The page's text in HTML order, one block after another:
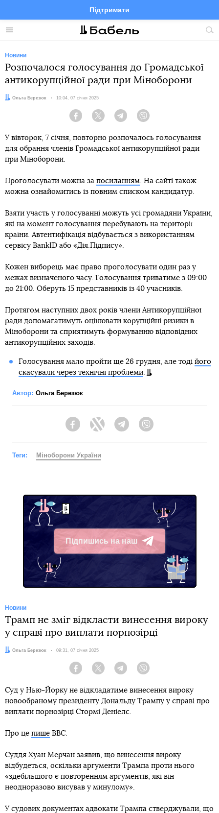
Меню
Підтримати
FacebookTelegramTwitter
Новини
Розпочалося голосування до Громадської
антикорупційної ради при Міноборони
Автор:
Ольга Березюк Дата:
10:04, 07 січня 2025
Facebook Twitter Telegram
У вівторок, 7 січня, повторно розпочалось голосування
для обрання членів Громадської антикорупційної ради
при Міноборони.
Проголосувати можна за посиланням. На сайті також
можна ознайомитись із повним списком кандидатур.
Взяти участь у голосуванні можуть усі громадяни України,
які на момент голосування перебувають на території
країни. Автентифікація відбувається з використанням
сервісу BankID або «Дія.Підпису».
Кожен виборець має право проголосувати один раз у
межах визначеного часу. Голосування триватиме з 09:00
до 21:00. Оберуть 15 представників із 40 учасників.
Протягом наступних двох років члени Антикорупційної
ради допомагатимуть оцінювати корупційні ризики в
Міноборони та сприятимуть формуванню відповідних
антикорупційних заходів.
Голосування мало пройти ще 26 грудня, але тоді його
скасували через технічні проблеми.
Автор: Ольга Березюк
FacebookTwitter Telegram
Теги: Міноборони України
Підпишись на наш
Telegram
Новини
Трамп не зміг відкласти винесення вироку
у справі про виплати порнозірці
Автор:
Ольга Березюк Дата:
09:31, 07 січня 2025
Facebook Twitter Telegram
Суд у Нью-Йорку не відкладатиме винесення вироку
новообраному президенту Дональду Трампу у справі про
виплати порнозірці Стормі Деніелс.
Про це пише BBC.
Суддя Хуан Мерчан заявив, що винесення вироку
відбудеться, оскільки аргументи Трампа проти нього
«здебільшого є повторенням аргументів, які він
неодноразово висував у минулому».
У судових документах адвокати Трампа стверджували, що